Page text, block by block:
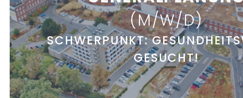
(M/W/D)
SCHWERPUNKT:
GESUCHT!